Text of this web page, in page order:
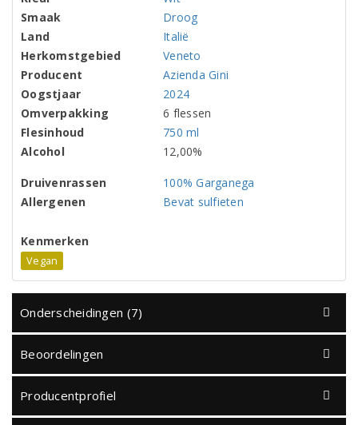
Smaak
Droog
Land
Italië
Herkomstgebied
Veneto
Producent
Azienda Gini
Oogstjaar
2024
Omverpakking
6 flessen
Flesinhoud
750 ml
Alcohol
12,00%
Druivenrassen
100% Garganega
Allergenen
Bevat sulfieten
Kenmerken
Vegan
Onderscheidingen (7)
Beoordelingen
Producentprofiel